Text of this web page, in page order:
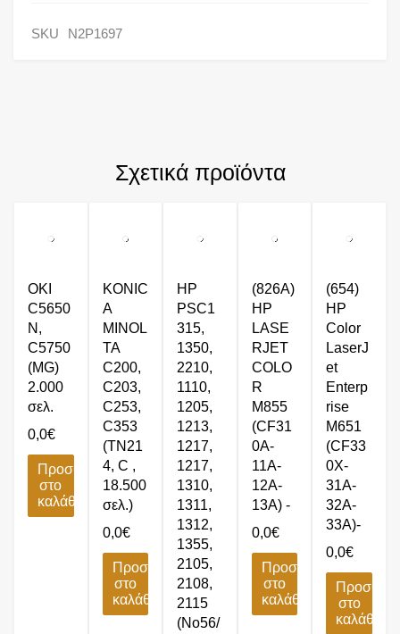
SKU N2P1697
Σχετικά προϊόντα
OKI
C5650
N,
C5750
(MG)
2.000
σελ.
0,0€
Προσθήκη
στο
καλάθι
KONIC
A
MINOL
TA
C200,
C203,
C253,
C353
(TN21
4, C ,
18.500
σελ.)
0,0€
Προσθήκη
στο
καλάθι
HP
PSC1
315,
1350,
2210,
1110,
1205,
1213,
1217,
1217,
1310,
1311,
1312,
1355,
2105,
2108,
2115
(No56/
(826A)
HP
LASE
RJET
COLO
R
M855
(CF31
0A-
11A-
12A-
13A) -
0,0€
Προσθήκη
στο
καλάθι
(654)
HP
Color
LaserJ
et
Enterp
rise
M651
(CF33
0X-
31A-
32A-
33A)-
0,0€
στο
καλάθι